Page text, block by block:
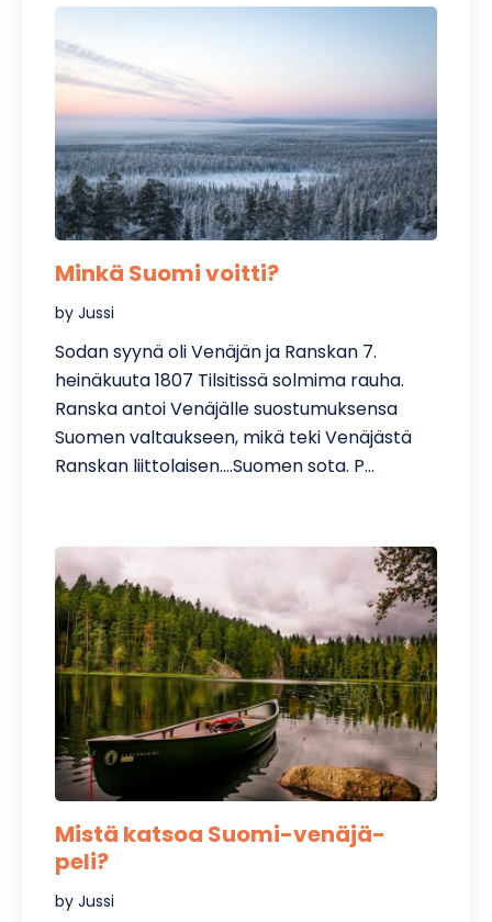
Minkä Suomi voitti?
by Jussi
Sodan syynä oli Venäjän ja Ranskan 7.
heinäkuuta 1807 Tilsitissä solmima rauha.
Ranska antoi Venäjälle suostumuksensa
Suomen valtaukseen, mikä teki Venäjästä
Ranskan liittolaisen.…Suomen sota. P…
Mistä katsoa Suomi-venäjä-
peli?
by Jussi